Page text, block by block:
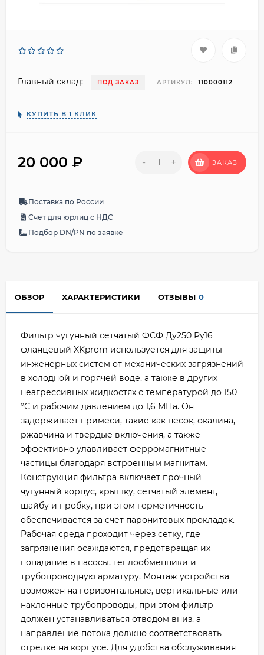
Главный склад: ПОД ЗАКАЗ АРТИКУЛ: 110000112
КУПИТЬ В 1 КЛИК
20 000 ₽ - + ЗАКАЗ
Поставка по России
Счет для юрлиц с НДС
Подбор DN/PN по заявке
ОБЗОР ХАРАКТЕРИСТИКИ ОТЗЫВЫ 0
Фильтр чугунный сетчатый ФСФ Ду250 Ру16
фланцевый XKprom используется для защиты
инженерных систем от механических загрязнений
в холодной и горячей воде, а также в других
неагрессивных жидкостях с температурой до 150
°С и рабочим давлением до 1,6 МПа. Он
задерживает примеси, такие как песок, окалина,
ржавчина и твердые включения, а также
эффективно улавливает ферромагнитные
частицы благодаря встроенным магнитам.
Конструкция фильтра включает прочный
чугунный корпус, крышку, сетчатый элемент,
шайбу и пробку, при этом герметичность
обеспечивается за счет паронитовых прокладок.
Рабочая среда проходит через сетку, где
загрязнения осаждаются, предотвращая их
попадание в насосы, теплообменники и
трубопроводную арматуру. Монтаж устройства
возможен на горизонтальные, вертикальные или
наклонные трубопроводы, при этом фильтр
должен устанавливаться отводом вниз, а
направление потока должно соответствовать
стрелке на корпусе. Для удобства обслуживания